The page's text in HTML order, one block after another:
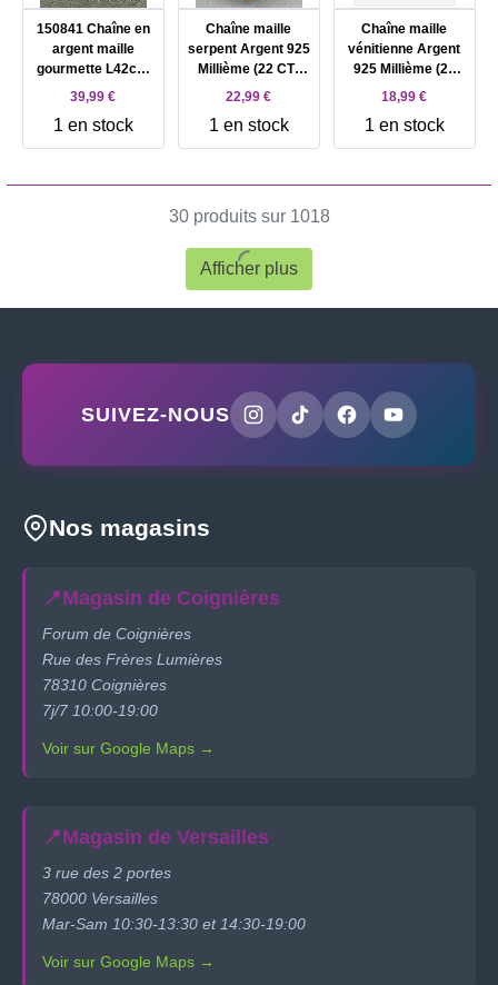
150841 Chaîne en
argent maille
gourmette L42cm
Argent 925
3,33g
39,99 €
1 en stock
Chaîne maille
serpent Argent 925
Millième (22 CT)
3,68gr
22,99 €
1 en stock
Chaîne maille
vénitienne Argent
925 Millième (22
CT) 3,89g
18,99 €
1 en stock
30 produits sur 1018
Afficher plus
SUIVEZ-NOUS
Nos magasins
📍Magasin de Coignières
Forum de Coignières
Rue des Frères Lumières
78310 Coignières
7j/7 10:00-19:00
Voir sur Google Maps →
📍Magasin de Versailles
3 rue des 2 portes
78000 Versailles
Mar-Sam 10:30-13:30 et 14:30-19:00
Voir sur Google Maps →